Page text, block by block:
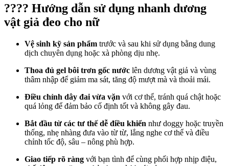
????️ Hướng dẫn sử dụng nhanh dương
vật giả đeo cho nữ
Vệ sinh kỹ sản phẩm trước và sau khi sử dụng bằng dung
dịch chuyên dụng hoặc xà phòng dịu nhẹ.
Thoa đủ gel bôi trơn gốc nước lên dương vật giả và vùng
thâm nhập để giảm ma sát, tăng độ mượt mà và thoải mái.
Điều chỉnh dây đai vừa vặn với cơ thể, tránh quá chật hoặc
quá lỏng để đảm bảo cố định tốt và không gây đau.
Bắt đầu từ các tư thế dễ điều khiển như doggy hoặc truyền
thống, nhẹ nhàng đưa vào từ từ, lắng nghe cơ thể và điều
chỉnh tốc độ, sâu – nông phù hợp.
Giao tiếp rõ ràng với bạn tình để cùng phối hợp nhịp điệu,